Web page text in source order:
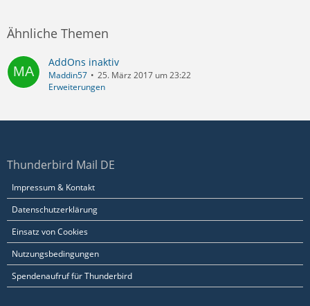
Ähnliche Themen
AddOns inaktiv
Maddin57
25. März 2017 um 23:22
Erweiterungen
Thunderbird Mail DE
Impressum & Kontakt
Datenschutzerklärung
Einsatz von Cookies
Nutzungsbedingungen
Spendenaufruf für Thunderbird